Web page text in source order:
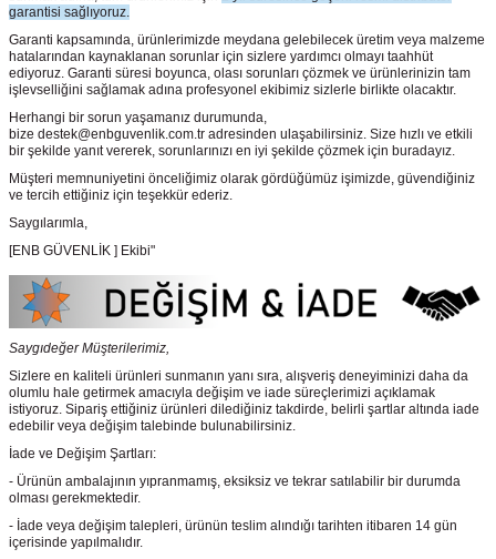
garantisi sağlıyoruz.
Garanti kapsamında, ürünlerimizde meydana gelebilecek üretim veya malzeme
hatalarından kaynaklanan sorunlar için sizlere yardımcı olmayı taahhüt
ediyoruz. Garanti süresi boyunca, olası sorunları çözmek ve ürünlerinizin tam
işlevselliğini sağlamak adına profesyonel ekibimiz sizlerle birlikte olacaktır.
Herhangi bir sorun yaşamanız durumunda,
bize destek@enbguvenlik.com.tr adresinden ulaşabilirsiniz. Size hızlı ve etkili
bir şekilde yanıt vererek, sorunlarınızı en iyi şekilde çözmek için buradayız.
Müşteri memnuniyetini önceliğimiz olarak gördüğümüz işimizde, güvendiğiniz
ve tercih ettiğiniz için teşekkür ederiz.
Saygılarımla,
[ENB GÜVENLİK ] Ekibi"
Saygıdeğer Müşterilerimiz,
Sizlere en kaliteli ürünleri sunmanın yanı sıra, alışveriş deneyiminizi daha da
olumlu hale getirmek amacıyla değişim ve iade süreçlerimizi açıklamak
istiyoruz. Sipariş ettiğiniz ürünleri dilediğiniz takdirde, belirli şartlar altında iade
edebilir veya değişim talebinde bulunabilirsiniz.
İade ve Değişim Şartları:
- Ürünün ambalajının yıpranmamış, eksiksiz ve tekrar satılabilir bir durumda
olması gerekmektedir.
- İade veya değişim talepleri, ürünün teslim alındığı tarihten itibaren 14 gün
içerisinde yapılmalıdır.